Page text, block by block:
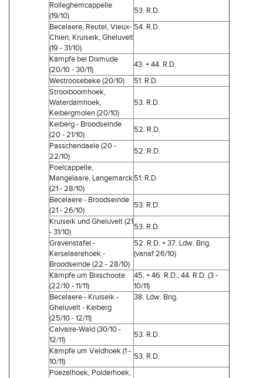
Rolleghemcappelle
(19/10)
53. R.D.
Becelaere, Reutel, Vieux-
Chien, Kruiseik, Gheluvelt
(19 - 31/10)
54. R.D.
Kämpfe bei Dixmude
(20/10 - 30/11)
43. + 44. R.D.
Westroosebeke (20/10)
51. R.D.
Strooiboomhoek,
Waterdamhoek,
Keibergmolen (20/10)
53. R.D.
Keiberg - Broodseinde
(20 - 21/10)
52. R.D.
Passchendaele (20 -
22/10)
52. R.D.
Poelcappelle,
Mangelaare, Langemarck
(21 - 28/10)
51. R.D.
Becelaere - Broodseinde
(21 - 26/10)
53. R.D.
Kruiseik und Gheluvelt (21
- 31/10)
53. R.D.
Gravenstafel -
Kerselaerehoek -
Broodseinde (22 - 28/10)
52. R.D. + 37. Ldw. Brig.
(vanaf 26/10)
Kämpfe um Bixschoote
(22/10 - 11/11)
45. + 46. R.D.; 44. R.D. (3 -
10/11)
Becelaere - Kruiseik -
Gheluvelt - Keiberg
(25/10 - 12/11)
38. Ldw. Brig.
Calvaire-Wald (30/10 -
12/11)
53. R.D.
Kämpfe um Veldhoek (1 -
10/11)
53. R.D.
Poezelhoek, Polderhoek,